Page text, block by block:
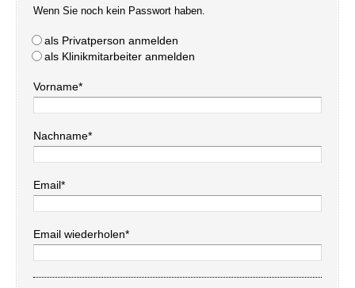
Wenn Sie noch kein Passwort haben.
als Privatperson anmelden
als Klinikmitarbeiter anmelden
Vorname*
Nachname*
Email*
Email wiederholen*